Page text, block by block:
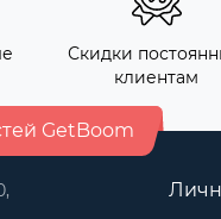
Скидки
клиентам
GetBoom